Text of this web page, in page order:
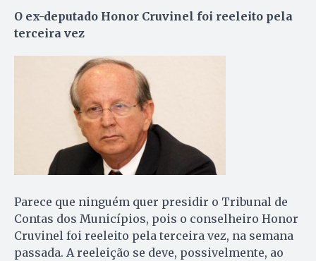
O ex-deputado Honor Cruvinel foi reeleito pela
terceira vez
Parece que ninguém quer presidir o Tribunal de
Contas dos Municípios, pois o conselheiro Honor
Cruvinel foi reeleito pela terceira vez, na semana
passada. A reeleição se deve, possivelmente, ao